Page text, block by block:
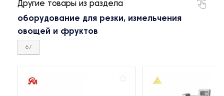
Другие товары из раздела
оборудование для резки, измельчения
овощей и фруктов
67